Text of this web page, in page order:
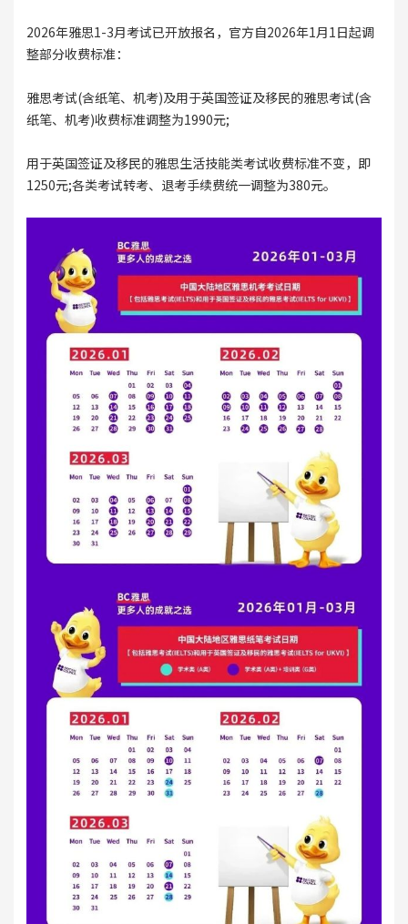
2026年雅思1-3月考试已开放报名，官方自2026年1月1日起调
整部分收费标准：
雅思考试(含纸笔、机考)及用于英国签证及移民的雅思考试(含
纸笔、机考)收费标准调整为1990元;
用于英国签证及移民的雅思生活技能类考试收费标准不变，即
1250元;各类考试转考、退考手续费统一调整为380元。